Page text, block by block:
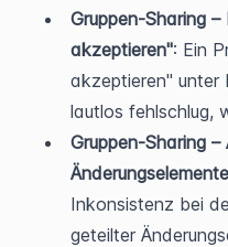
Gruppen-Sharing –
akzeptieren": Ein
akzeptieren" unter
lautlos fehlschlug,
Gruppen-Sharing –
Inkonsistenz bei
geteilter